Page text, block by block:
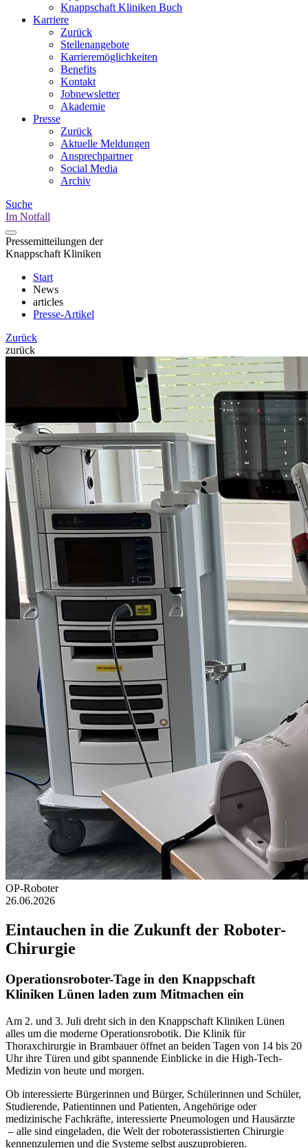
Knappschaft Kliniken Buch
Karriere
Zurück
Stellenangebote
Karrieremöglichkeiten
Benefits
Kontakt
Jobnewsletter
Akademie
Presse
Zurück
Aktuelle Meldungen
Ansprechpartner
Social Media
Archiv
Suche
Im Notfall
Pressemitteilungen der
Knappschaft Kliniken
Start
News
articles
Presse-Artikel
Zurück
zurück
OP-Roboter
26.06.2026
Eintauchen in die Zukunft der Roboter-
Chirurgie
Operationsroboter-Tage in den Knappschaft
Kliniken Lünen laden zum Mitmachen ein
Am 2. und 3. Juli dreht sich in den Knappschaft Kliniken Lünen
alles um die moderne Operationsrobotik. Die Klinik für
Thoraxchirurgie in Brambauer öffnet an beiden Tagen von 14 bis 20
Uhr ihre Türen und gibt spannende Einblicke in die High-Tech-
Medizin von heute und morgen.
Ob interessierte Bürgerinnen und Bürger, Schülerinnen und Schüler,
Studierende, Patientinnen und Patienten, Angehörige oder
medizinische Fachkräfte, interessierte Pneumologen und Hausärzte
– alle sind eingeladen, die Welt der roboterassistierten Chirurgie
kennenzulernen und die Systeme selbst auszuprobieren.